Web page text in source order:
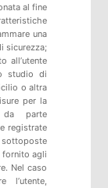
al fine
una
sicurezza;
all’utente
studio di
o altra
per la
da parte
registrate
sottoposte
fornito agli
Nel caso
l’utente,